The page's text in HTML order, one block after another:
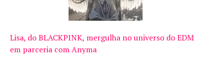
Lisa, do BLACKPINK, mergulha no universo do EDM
em parceria com Anyma